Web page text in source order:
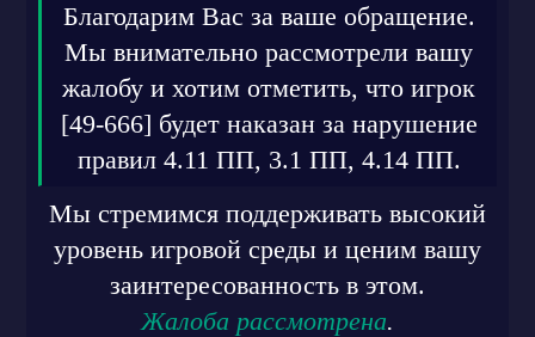
Благодарим Вас за ваше обращение.
Мы внимательно рассмотрели вашу
жалобу и хотим отметить, что игрок
[49-666] будет наказан за нарушение
правил 4.11 ПП, 3.1 ПП, 4.14 ПП.
Мы стремимся поддерживать высокий
уровень игровой среды и ценим вашу
заинтересованность в этом.
Жалоба рассмотрена.